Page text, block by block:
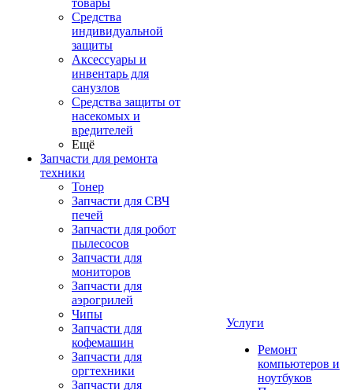
товары
Средства
индивидуальной
защиты
Аксессуары и
инвентарь для
санузлов
Средства защиты от
насекомых и
вредителей
Ещё
Запчасти для ремонта
техники
Тонер
Запчасти для СВЧ
печей
Запчасти для робот
пылесосов
Запчасти для
мониторов
Запчасти для
аэрогрилей
Чипы
Запчасти для
кофемашин
Запчасти для
оргтехники
Запчасти для
Услуги
Ремонт
компьютеров и
ноутбуков